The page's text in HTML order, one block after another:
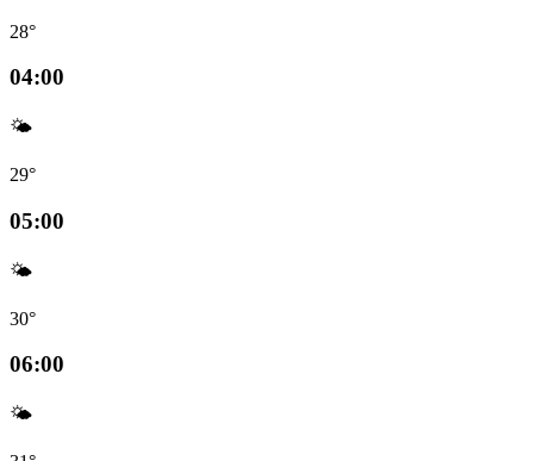
28°
04:00
🌤️
29°
05:00
🌤️
30°
06:00
🌤️